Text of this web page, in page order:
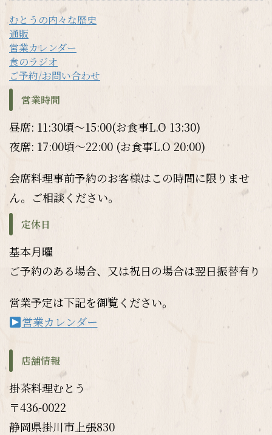
むとうの内々な歴史
通販
営業カレンダー
食のラジオ
ご予約/お問い合わせ
営業時間
昼席: 11:30頃～15:00(お食事L.O 13:30)
夜席: 17:00頃～22:00 (お食事L.O 20:00)
会席料理事前予約のお客様はこの時間に限りませ
ん。ご相談ください。
定休日
基本月曜
ご予約のある場合、又は祝日の場合は翌日振替有り
営業予定は下記を御覧ください。
営業カレンダー
店舗情報
掛茶料理むとう
〒436-0022
静岡県掛川市上張830